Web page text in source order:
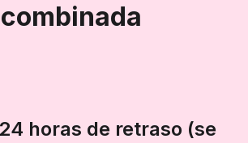
horas de retraso (se